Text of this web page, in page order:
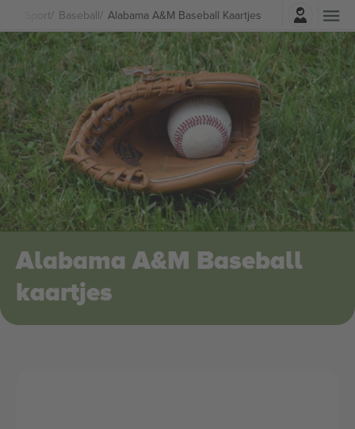
Sport Baseball Alabama A&M Baseball Kaartjes
Log in
Alabama A&M Baseball
kaartjes